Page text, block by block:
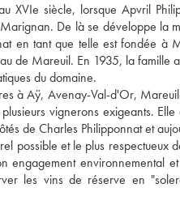
XVIe siècle, lorsque Apvril
De là se développe la
en tant que telle est fondée
de Mareuil. En 1935, la famille
du domaine.
à Aÿ, Avenay-Val-d'Or,
vignerons exigeants.
de Charles Philipponnat et
possible et le plus
environnemental
les vins de réserve en